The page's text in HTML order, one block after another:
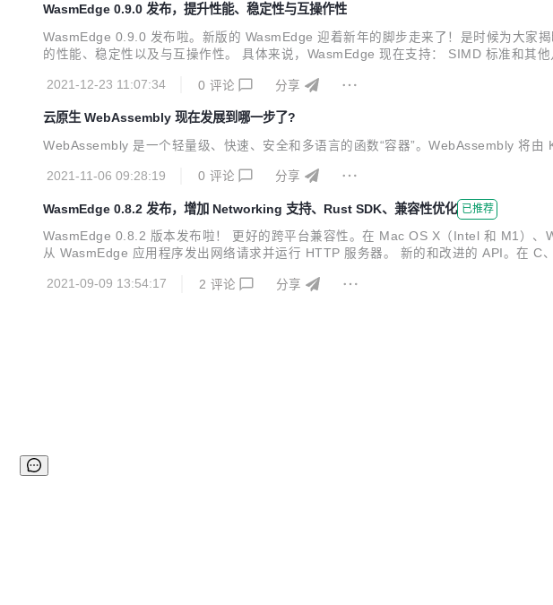
WasmEdge 0.9.0 发布，提升性能、稳定性与互操作性
WasmEdge 0.9.0 发布啦。新版的 WasmEdge 迎着新年的脚步走来了！是时候为大家
的性能、稳定性以及与互操作性。 具体来说，WasmEdge 现在支持： SIMD 标准和其
2021-12-23 11:07:34
0 评论 分享
云原生 WebAssembly 现在发展到哪一步了?
WebAssembly 是一个轻量级、快速、安全和多语言的函数“容器”。WebAssembly 将
2021-11-06 09:28:19 0 评论 分享
WasmEdge 0.8.2 发布，增加 Networking 支持、Rust SDK、兼容性优化 已推荐
WasmEdge 0.8.2 版本发布啦！ 更好的跨平台兼容性。在 Mac OS X（Intel 和 M1）
从 WasmEdge 应用程序发出网络请求并运行 HTTP 服务器。 新的和改进的 API。在
2021-09-09 13:54:17
2 评论 分享